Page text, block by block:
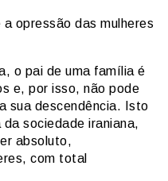
opressão das mulheres
o pai de uma família é
e, por isso, não pode
sua descendência. Isto
sociedade iraniana,
absoluto,
com total